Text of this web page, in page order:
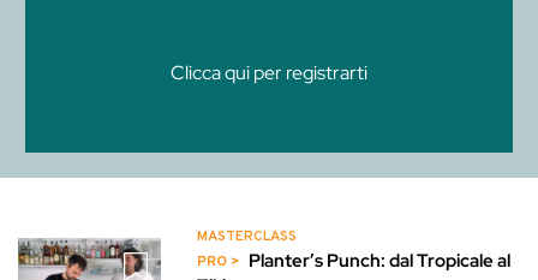
Clicca qui per registrarti
MASTERCLASS
Planter’s Punch: dal Tropicale al